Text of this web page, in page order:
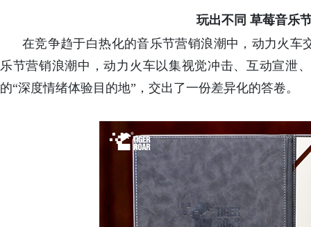
玩出不同 草莓音乐
在竞争趋于白热化的音乐节营销浪潮中，动力火
乐节营销浪潮中，动力火车以集视觉冲击、互动宣泄
的“深度情绪体验目的地”，交出了一份差异化的答卷。